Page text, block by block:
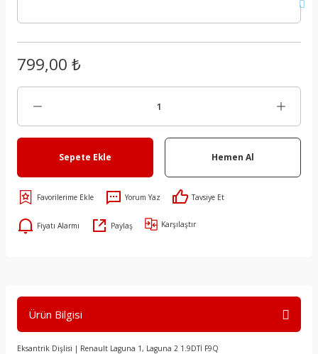
799,00 ₺
Sepete Ekle Hemen Al
Yorum Yaz Tavsiye Et
Fiyatı Alarmı Paylaş Karşılaştır
Ürün Bilgisi
Eksantrik Dişlisi | Renault Laguna 1, Laguna 2 1.9DTİ F9Q